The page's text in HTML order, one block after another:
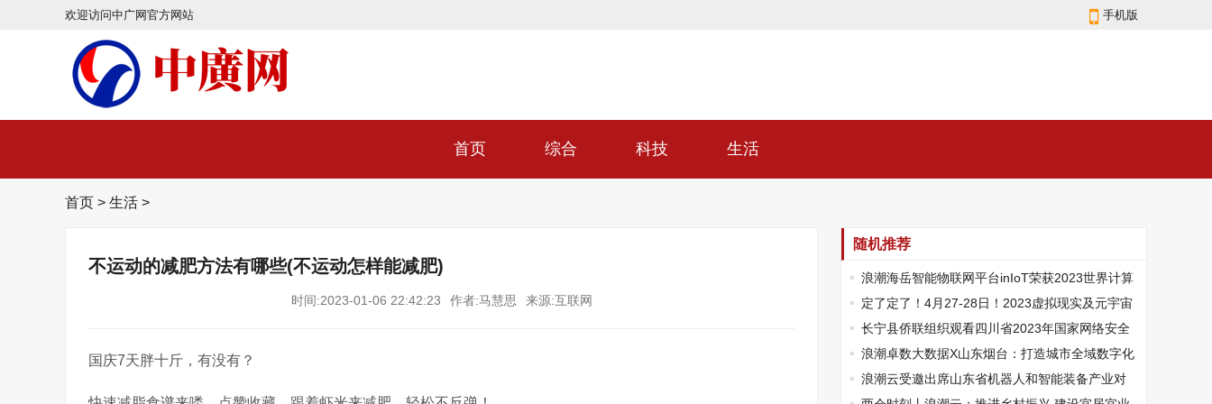
欢迎访问中广网官方网站 手机版
首页 综合 科技 生活
首页 > 生活 >
不运动的减肥方法有哪些(不运动怎样能减肥)
时间:2023-01-06 22:42:23 作者:马慧思 来源:互联网
国庆7天胖十斤，有没有？
随机推荐
浪潮海岳智能物联网平台inIoT荣获2023世界计算
大会优秀成果
​定了定了！4月27-28日！2023虚拟现实及元宇宙
产业创新发展峰会震撼来袭！
长宁县侨联组织观看四川省2023年国家网络安全
宣传周开幕式直播
浪潮卓数大数据X山东烟台：打造城市全域数字化
转型的“高质量样板”
浪潮云受邀出席山东省机器人和智能装备产业对